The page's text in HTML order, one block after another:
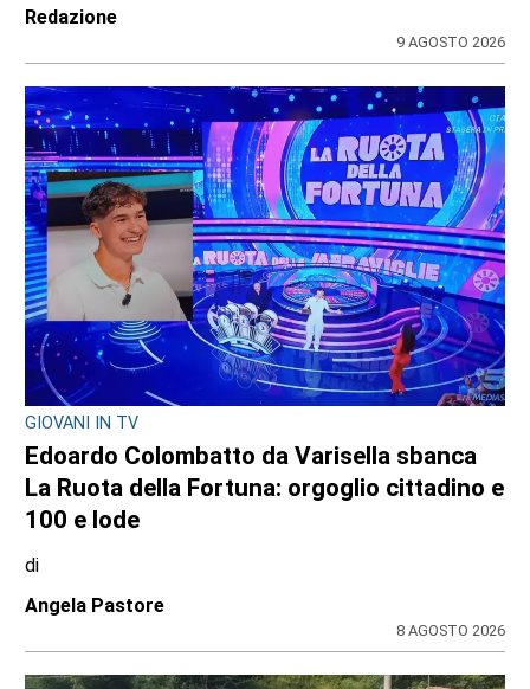
Redazione
9 AGOSTO 2026
GIOVANI IN TV
Edoardo Colombatto da Varisella sbanca
La Ruota della Fortuna: orgoglio cittadino e
100 e lode
di
Angela Pastore
8 AGOSTO 2026